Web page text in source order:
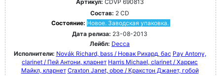
Артикул: CDVP 690813
Состав: 2 CD
Состояние: Новое. Заводская упаковка.
Дата релиза: 23-08-2013
Лейбл: Decca
Исполнители: Novák Richard, bass / Новак Рихард, бас Pay Antony,
clarinet / Пей Антони, кларнет Harris Michael, clarinet / Харрис
Майкл, кларнет Craxton Janet, oboe / Кракстон Джанет, гобой